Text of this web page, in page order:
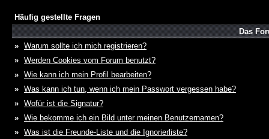
Häufig gestellte Fragen
Das
» Warum sollte ich mich registrieren?
» Werden Cookies vom Forum benutzt?
» Wie kann ich mein Profil bearbeiten?
» Was kann ich tun, wenn ich mein Passwort vergessen habe?
» Wofür ist die Signatur?
» Wie bekomme ich ein Bild unter meinen Benutzernamen?
» Was ist die Freunde-Liste und die Ignorierliste?